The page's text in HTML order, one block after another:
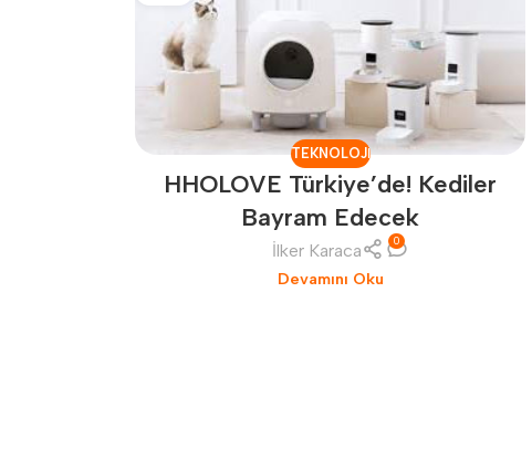
TEKNOLOJI
HHOLOVE Türkiye’de! Kediler
Bayram Edecek
İlker Karaca 0
Devamını Oku